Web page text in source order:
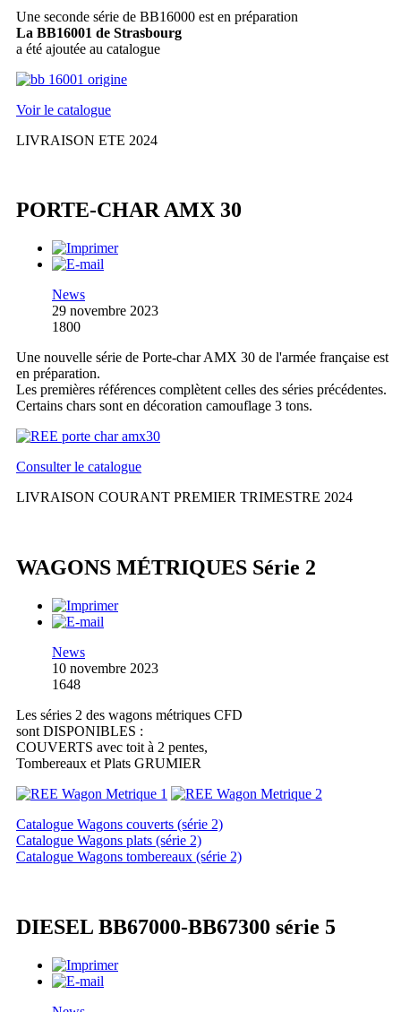
Une seconde série de BB16000 est en préparation
La BB16001 de Strasbourg
a été ajoutée au catalogue
Voir le catalogue
LIVRAISON ETE 2024
PORTE-CHAR AMX 30
News
29 novembre 2023
1800
Une nouvelle série de Porte-char AMX 30 de l'armée française est
en préparation.
Les premières références complètent celles des séries précédentes.
Certains chars sont en décoration camouflage 3 tons.
Consulter le catalogue
LIVRAISON COURANT PREMIER TRIMESTRE 2024
WAGONS MÉTRIQUES Série 2
News
10 novembre 2023
1648
Les séries 2 des wagons métriques CFD
sont DISPONIBLES :
COUVERTS avec toit à 2 pentes,
Tombereaux et Plats GRUMIER
Catalogue Wagons couverts (série 2)
Catalogue Wagons plats (série 2)
Catalogue Wagons tombereaux (série 2)
DIESEL BB67000-BB67300 série 5